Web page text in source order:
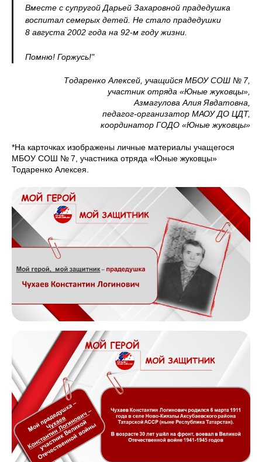
Вместе с супругой Дарьей Захаровной прадедушка
воспитал семерых детей. Не стало прадедушки
8 августа 2002 года на 92-м году жизни.
Помню! Горжусь!"
Тодаренко Алексей, учащийся МБОУ СОШ № 7,
участник отряда «Юные жуковцы»,
Азмагулова Алия Явдатовна,
педагог-организатор МАОУ ДО ЦДТ,
координатор ГОДО «Юные жуковцы»
*На карточках изображены личные материалы учащегося
МБОУ СОШ № 7, участника отряда «Юные жуковцы»
Тодаренко Алексея.